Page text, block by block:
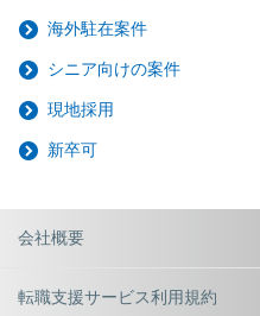
海外駐在案件
シニア向けの案件
現地採用
新卒可
会社概要
転職支援サービス利用規約